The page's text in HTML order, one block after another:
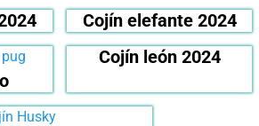
Cojín elefante 2024
Cojín león 2024